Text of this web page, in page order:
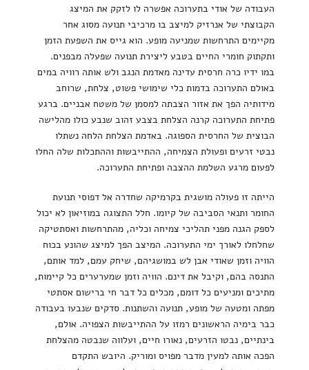
העבודה של אודי בתערוכה אפשרה לו לזקק את המיצג
הקבוצתי של אנרזיק למיצב בו מרכיבי תנועה מסוג אחר
מקיימים התרחשות שמניעה מופע. הוא גייס את השפעת הזמן
ותקתוק חומרי החיים בטבע ליצירת תנועה שפעלה מבפנים.
במו ידיו כרה חרסית עדינה מאדמת הנגב ולש אותה רוויה במים
באולם התערוכה בדמות כלי שימושי פשוט, צלחת, שרוחב
מידותיה הפך את אזור הצבתה למסמן של משטח אבניים. ברגע
פתיחת התערוכה קרנה הצלחת בצבע זהוב שנבע כולו מהלישה
הבוצית של החרסית הספוגה. באדמת הצלחת הלחה נשתלו
נבטי זרעים ופעולת הצמיחה, ההתייבשות וההתכלות שלה החלו
לפעום מרגע השלמת ההצבה ופתיחת התערוכה.
הייתה זו פעולה מושגית בקרמיקה שחדרה אל דפוסי תנועת
החומר ותנאי הסביבה של קיומו. חלל התצוגה במוזיאון לא יכול
לספק הגנה מפני תהליכי צמיחה וכליה, מהתרחשות ואסתטיקה
שחלחלו לאורך ימי התערוכה. המיצב הפך למיצג שהונע בכוח
הוויה וזמן שאודי אבן לש במושגיהם, שיחק עמם, למד אותם,
התנסה בהם, וקיבל את דינם. הוויה וזמן שמערערים כל קיימות,
מתיכים ומניעים כל דומם, מכלים כל דבר חי ברישום אסתטי
מפתה ומטעה של מופע, תנועה והשתנות. סדקים שנבעו בעבודה
כבר בימיה הראשונים רמזו על ההתייבשות הצפויה. אולם,
בינתיים, נבטו הזרעים, נאורו חיים, ועלווה שנבטה מהצלחת
הפכה אותה למעין מדבר מפויס ומוריק. היובש התקדם